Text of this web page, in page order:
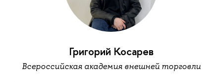
Григорий Косарев
Всероссийская академия внешней торговли